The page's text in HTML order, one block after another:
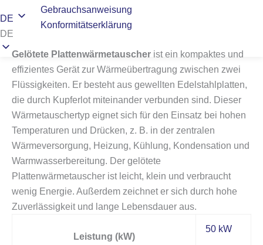
DE
DE
Gebrauchsanweisung
Konformitätserklärung
Gelötete Plattenwärmetauscher ist ein kompaktes und
effizientes Gerät zur Wärmeübertragung zwischen zwei
Flüssigkeiten. Er besteht aus gewellten Edelstahlplatten,
die durch Kupferlot miteinander verbunden sind. Dieser
Wärmetauschertyp eignet sich für den Einsatz bei hohen
Temperaturen und Drücken, z. B. in der zentralen
Wärmeversorgung, Heizung, Kühlung, Kondensation und
Warmwasserbereitung. Der gelötete
Plattenwärmetauscher ist leicht, klein und verbraucht
wenig Energie. Außerdem zeichnet er sich durch hohe
Zuverlässigkeit und lange Lebensdauer aus.
Leistung (kW)
50 kW